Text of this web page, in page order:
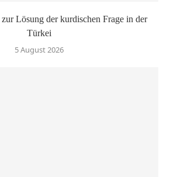
zur Lösung der kurdischen Frage in der
Türkei
5 August 2026